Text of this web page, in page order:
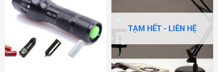
TẠM HẾT - LIÊN HỆ